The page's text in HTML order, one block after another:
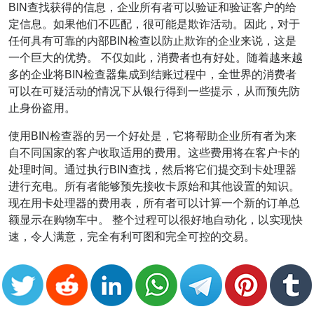
BIN查找获得的信息，企业所有者可以验证和验证客户的给
定信息。如果他们不匹配，很可能是欺诈活动。因此，对于
任何具有可靠的内部BIN检查以防止欺诈的企业来说，这是
一个巨大的优势。 不仅如此，消费者也有好处。随着越来越
多的企业将BIN检查器集成到结账过程中，全世界的消费者
可以在可疑活动的情况下从银行得到一些提示，从而预先防
止身份盗用。
使用BIN检查器的另一个好处是，它将帮助企业所有者为来
自不同国家的客户收取适用的费用。这些费用将在客户卡的
处理时间。通过执行BIN查找，然后将它们提交到卡处理器
进行充电。所有者能够预先接收卡原始和其他设置的知识。
现在用卡处理器的费用表，所有者可以计算一个新的订单总
额显示在购物车中。 整个过程可以很好地自动化，以实现快
速，令人满意，完全有利可图和完全可控的交易。